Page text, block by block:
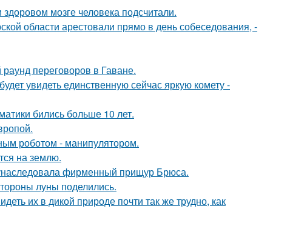
мозге человека подсчитали.
области арестовали прямо в день собеседования, -
переговоров в Гаване.
увидеть единственную сейчас яркую комету -
бились больше 10 лет.
роботом - манипулятором.
на землю.
фирменный прищур Брюса.
луны поделились.
их в дикой природе почти так же трудно, как